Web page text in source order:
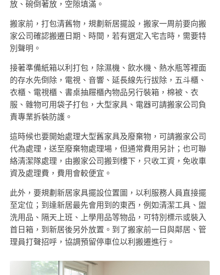
放、碗倒著放，空隙填滿。
搬家前，打包清舊物，規劃新居擺設，搬家一周前要向搬
家公司確認搬遷日期、時間，若有選定入宅吉時，需要特
別聲明。
接著準備紙箱以利打包，除濕機、飲水機、熱水瓶等裡面
的存水先倒除，電視、音響、延長線先行拔除，五斗櫃、
衣櫃、電視櫃、書桌抽屜櫃內物品另行裝箱，棉被、衣
服、雜物可用袋子打包，大型家具、電器可請搬家公司負
責專業拆裝防護。
這時候也要開始處理大型舊家具及廢棄物，可請搬家公司
代為處理，送至廢棄物處理場，但通常費用另計；也可聯
絡清潔隊處理，由搬家公司搬到樓下，只收工資，免收車
資及處理費，費用會較便宜。
此外，要規劃新居家具擺設位置圖，以利服務人員直接擺
至定位；到達新居最先會用到的東西，例如清潔工具、盥
洗用品、隔天上班、上學用品等物品，可特別標示或裝入
首日箱，到新居後另外放置。到了搬家前一日與鄰居、管
理員打聲招呼，協調預留停車位以利搬遷進行。